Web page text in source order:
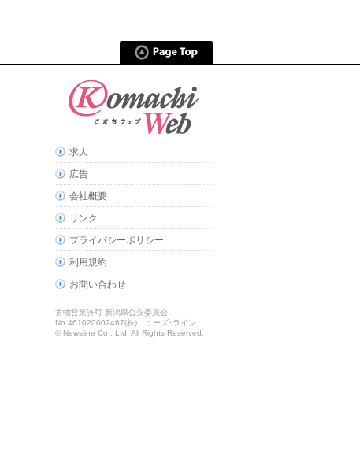
求人
広告
会社概要
リンク
プライバシーポリシー
利用規約
お問い合わせ
古物営業許可 新潟県公安委員会
No.461020002467(株)ニューズ･ライン
© Newsline Co., Ltd. All Rights Reserved.